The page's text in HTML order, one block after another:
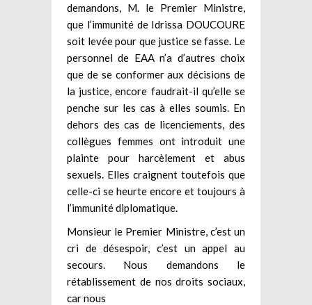
demandons, M. le Premier Ministre,
que l’immunité de Idrissa DOUCOURE
soit levée pour que justice se fasse. Le
personnel de EAA n’a d’autres choix
que de se conformer aux décisions de
la justice, encore faudrait-il qu’elle se
penche sur les cas à elles soumis. En
dehors des cas de licenciements, des
collègues femmes ont introduit une
plainte pour harcèlement et abus
sexuels. Elles craignent toutefois que
celle-ci se heurte encore et toujours à
l’immunité diplomatique.
Monsieur le Premier Ministre, c’est un
cri de désespoir, c’est un appel au
secours. Nous demandons le
rétablissement de nos droits sociaux,
car nous